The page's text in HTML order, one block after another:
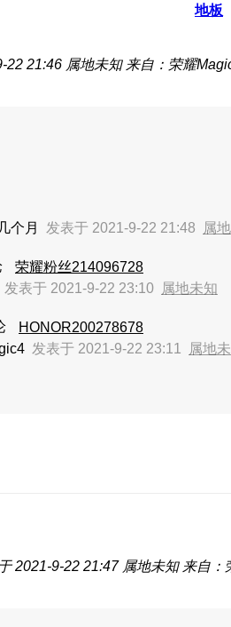
地板
22 21:46 属地未知 来自：荣耀
个月 发表于 2021-9-22 21:48 属
荣耀粉丝214096728
发表于 2021-9-22 23:10 属地未知
HONOR200278678
发表于 2021-9-22 23:11 属地
2021-9-22 21:47 属地未知 来自：